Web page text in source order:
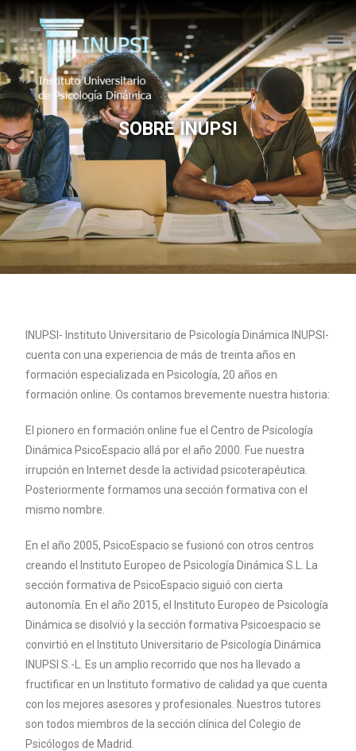
SOBRE INUPSI
INUPSI- Instituto Universitario de Psicología Dinámica INUPSI-
cuenta con una experiencia de más de treinta años en
formación especializada en Psicología, 20 años en
formación online. Os contamos brevemente nuestra historia:
El pionero en formación online fue el Centro de Psicología
Dinámica PsicoEspacio allá por el año 2000. Fue nuestra
irrupción en Internet desde la actividad psicoterapéutica.
Posteriormente formamos una sección formativa con el
mismo nombre.
En el año 2005, PsicoEspacio se fusionó con otros centros
creando el Instituto Europeo de Psicología Dinámica S.L. La
sección formativa de PsicoEspacio siguió con cierta
autonomía. En el año 2015, el Instituto Europeo de Psicología
Dinámica se disolvió y la sección formativa Psicoespacio se
convirtió en el Instituto Universitario de Psicología Dinámica
INUPSI S.-L. Es un amplio recorrido que nos ha llevado a
fructificar en un Instituto formativo de calidad ya que cuenta
con los mejores asesores y profesionales. Nuestros tutores
son todos miembros de la sección clínica del Colegio de
Psicólogos de Madrid.